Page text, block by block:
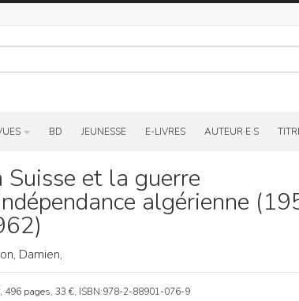
BD JEUNESSE E-LIVRES AUTEUR·E·S
Suisse et la guerre
algérienne
Damien,
496 pages, 33 €, ISBN:978-2-88901-076-9